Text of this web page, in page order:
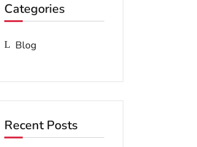
Categories
Blog
Recent Posts